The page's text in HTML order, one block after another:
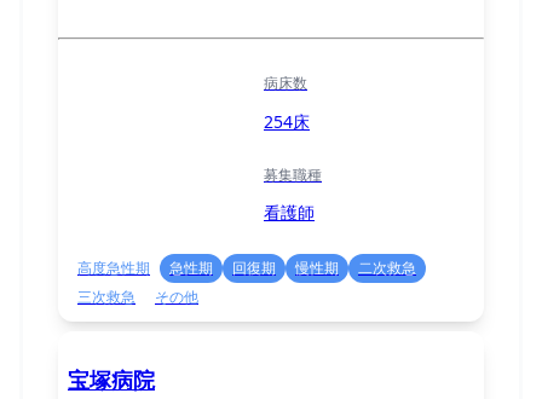
病床数
254床
募集職種
看護師
高度急性期 急性期 回復期 慢性期
二次救急
三次救急
その他
宝塚病院